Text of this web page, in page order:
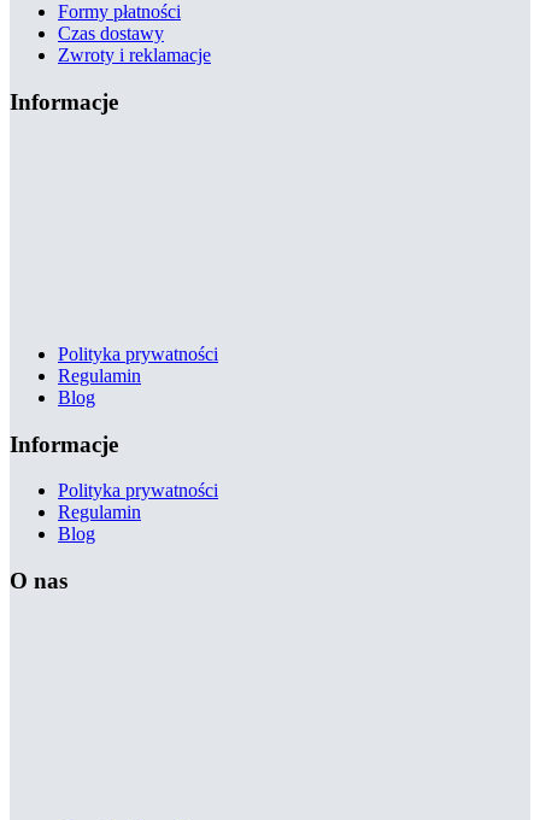
Formy płatności
Czas dostawy
Zwroty i reklamacje
Informacje
Polityka prywatności
Regulamin
Blog
Informacje
Polityka prywatności
Regulamin
Blog
O nas